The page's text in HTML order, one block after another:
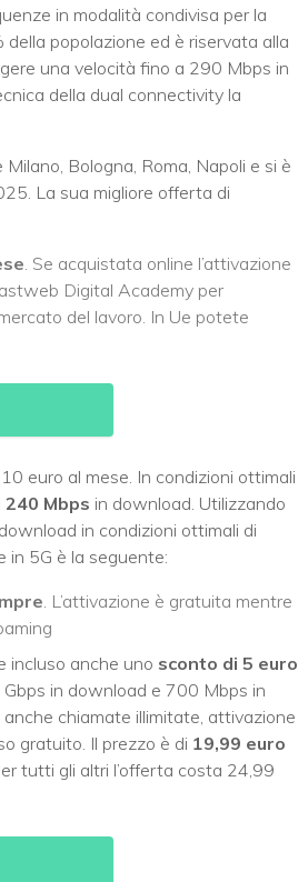
in modalità condivisa per la
popolazione ed è riservata alla
una velocità fino a 290 Mbps in
della dual connectivity la
Bologna, Roma, Napoli e si è
La sua migliore offerta di
. Se acquistata online l’attivazione
Digital Academy per
del lavoro. In Ue potete
euro al mese. In condizioni ottimali
240 Mbps in download. Utilizzando
in condizioni ottimali di
in 5G è la seguente:
. L’attivazione è gratuita mentre
anche uno sconto di 5 euro
in download e 700 Mbps in
chiamate illimitate, attivazione
gratuito. Il prezzo è di 19,99 euro
tutti gli altri l’offerta costa 24,99